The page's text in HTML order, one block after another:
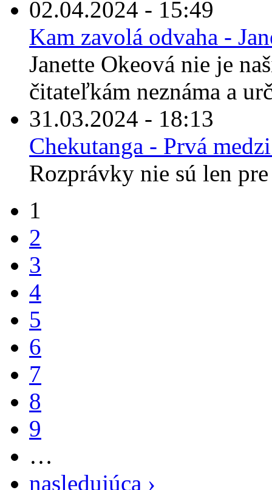
02.04.2024 - 15:49
Kam zavolá odvaha -
Janette Okeová nie je
čitateľkám neznáma a
31.03.2024 - 18:13
Chekutanga - Prvá
Rozprávky nie sú len
1
2
3
4
5
6
7
8
9
…
nasledujúca ›